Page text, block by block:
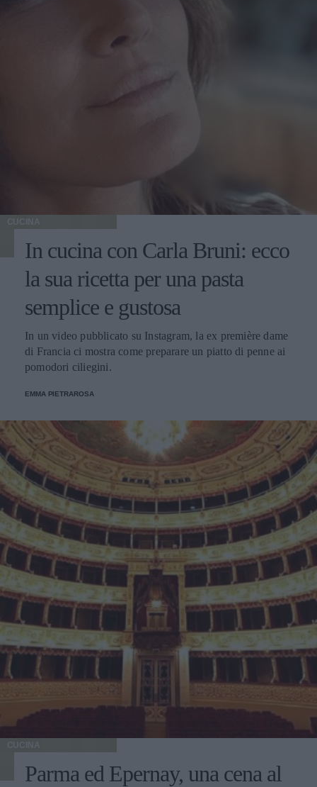
CUCINA
In cucina con Carla Bruni: ecco
la sua ricetta per una pasta
semplice e gustosa
In un video pubblicato su Instagram, la ex première dame
di Francia ci mostra come preparare un piatto di penne ai
pomodori ciliegini.
EMMA PIETRAROSA
CUCINA
Parma ed Epernay, una cena al